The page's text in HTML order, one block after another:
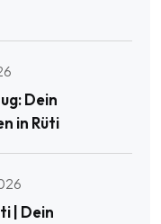
Dein
in Rüti
| Dein